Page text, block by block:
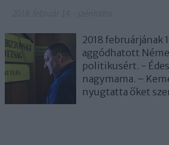
2018 februárjának
aggódhatott
politikusért. -
nagymama. –
nyugtatta őket